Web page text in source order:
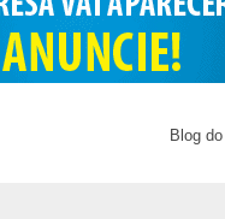
Blog